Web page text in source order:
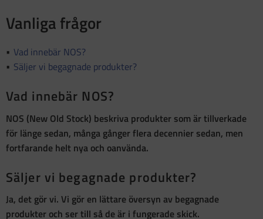
Vanliga frågor
Vad innebär NOS?
Säljer vi begagnade produkter?
Vad innebär NOS?
NOS (New Old Stock) beskriva produkter som ärtillverkade
för länge sedan, många gånger flera decennier sedan, men
fortfarande helt nya och oanvända.
Säljer vi begagnade produkter?
Ja, det gör vi. Vi gör en lättare översyn av begagnade
produkter och ser till så de är i fungerade skick.